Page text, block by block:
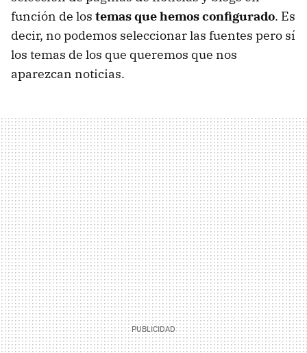
función de los temas que hemos configurado. Es
decir, no podemos seleccionar las fuentes pero sí
los temas de los que queremos que nos
aparezcan noticias.